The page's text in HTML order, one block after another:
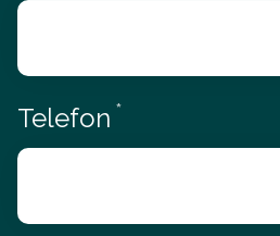
Telefon *